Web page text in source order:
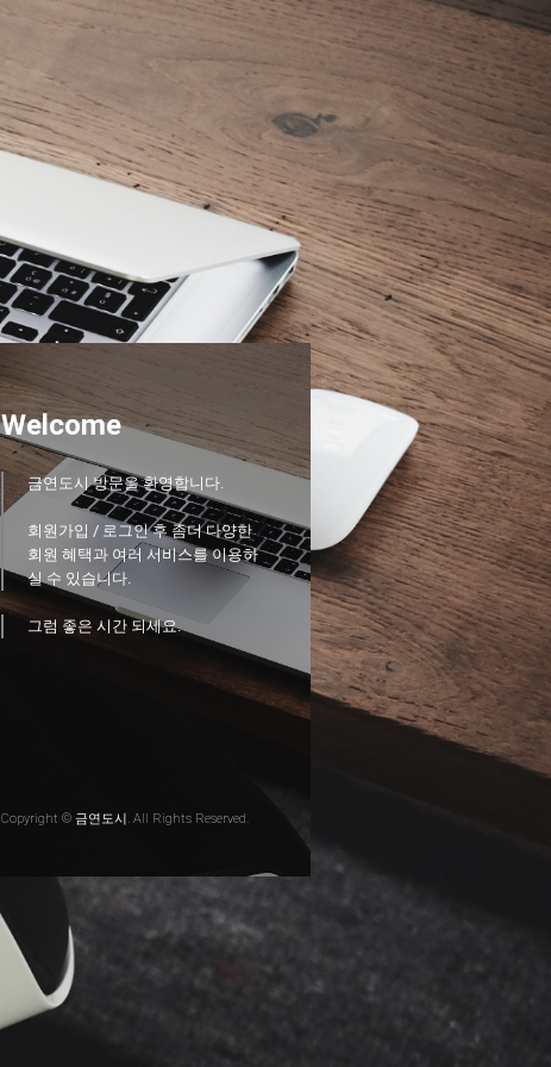
Welcome
금연도시 방문을 환영합니다.
회원가입 / 로그인 후 좀더 다양한
회원 혜택과 여러 서비스를 이용하
실 수 있습니다.
그럼 좋은 시간 되세요.
Copyright © 금연도시. All Rights Reserved.